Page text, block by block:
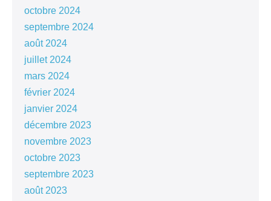
octobre 2024
septembre 2024
août 2024
juillet 2024
mars 2024
février 2024
janvier 2024
décembre 2023
novembre 2023
octobre 2023
septembre 2023
août 2023